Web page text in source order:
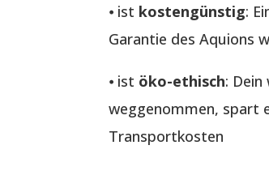
⦁ ist kostengünstig:
Garantie des Aquions
⦁ ist öko-ethisch:
weggenommen, spart
Transportkosten